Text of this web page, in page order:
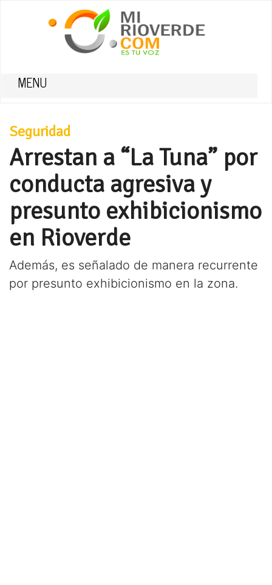
MENU
Seguridad
Arrestan a “La Tuna” por
conducta agresiva y
presunto exhibicionismo
en Rioverde
Además, es señalado de manera recurrente
por presunto exhibicionismo en la zona.